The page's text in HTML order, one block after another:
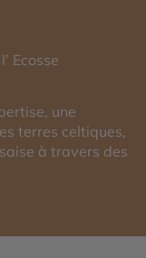
Ecosse
une
terres celtiques,
à travers des